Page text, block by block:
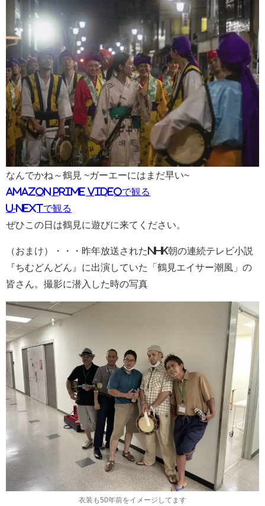
なんでかね～鶴見 ~ガーエーにはまだ早い~
amazon prime videoで観る
U-NEXTで観る
ぜひこの日は鶴見に遊びに来てください。
（おまけ）・・・昨年放送されたNHK朝の連続テレビ小説
『ちむどんどん』に出演していた「鶴見エイサー潮風」の
皆さん。撮影に潜入した時の写真
衣装も50年前をイメージしてます